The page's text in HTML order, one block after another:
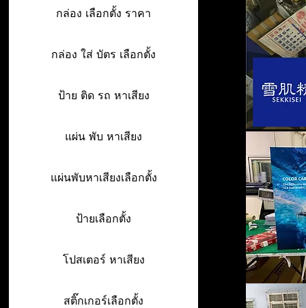
กล่อง เลือกตั้ง ราคา
กล่อง ใส่ บัตร เลือกตั้ง
ป้าย ติด รถ หาเสียง
แผ่น พับ หาเสียง
แผ่นพับหาเสียงเลือกตั้ง
ป้ายเลือกตั้ง
โปสเตอร์ หาเสียง
สติ๊กเกอร์เลือกตั้ง